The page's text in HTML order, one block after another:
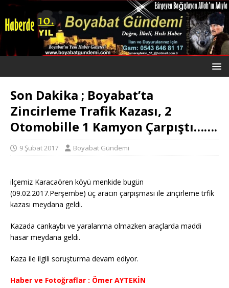
Son Dakika ; Boyabat’ta
Zincirleme Trafik Kazası, 2
Otomobille 1 Kamyon Çarpıştı…….
9 Şubat 2017 Boyabat Gündemi
ilçemiz Karacaören köyü menkide bugün
(09.02.2017.Perşembe) üç aracın çarpışması ile zinçirleme trfik
kazası meydana geldi.
Kazada cankaybı ve yaralanma olmazken araçlarda maddi
hasar meydana geldi.
Kaza ile ilgili soruşturma devam ediyor.
Haber ve Fotoğraflar : Ömer AYTEKİN